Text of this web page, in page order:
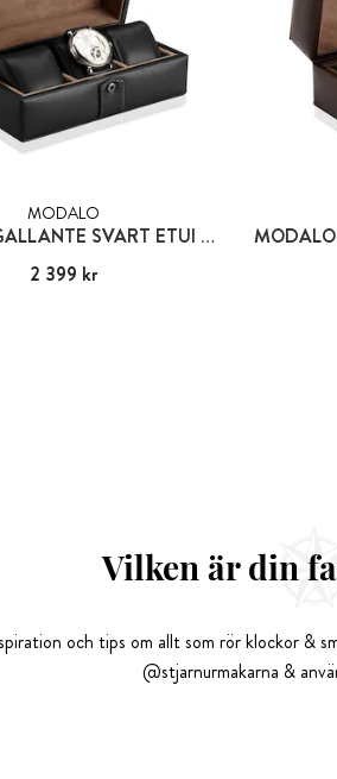
MODALO
MODALO GALLANTE SVART ETUI FÖR 3 KLOCKOR
Pris :2 399 kr
2 399 kr
Vilken är din
och tips om allt som rör klockor &
@stjarnurmakarna &